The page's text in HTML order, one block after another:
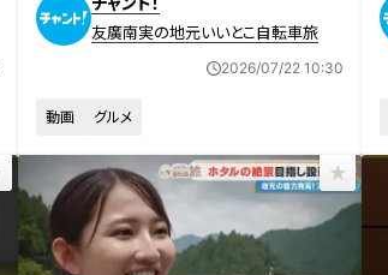
ト！特集】
友廣南実の地元いいとこ自転車旅
2026/07/22 10:30
動画 グルメ